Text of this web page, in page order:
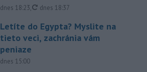
dnes 18:23, aktualizované
dnes 18:37
Letíte do Egypta? Myslite na
tieto veci, zachránia vám
peniaze
dnes 15:00